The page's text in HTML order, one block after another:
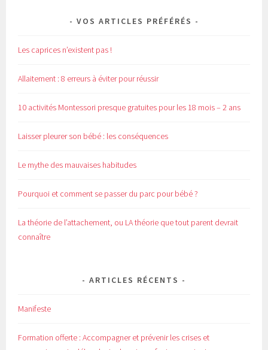
VOS ARTICLES PRÉFÉRÉS
Les caprices n’existent pas !
Allaitement : 8 erreurs à éviter pour réussir
10 activités Montessori presque gratuites pour les 18 mois – 2 ans
Laisser pleurer son bébé : les conséquences
Le mythe des mauvaises habitudes
Pourquoi et comment se passer du parc pour bébé ?
La théorie de l’attachement, ou LA théorie que tout parent devrait
connaître
ARTICLES RÉCENTS
Manifeste
Formation offerte : Accompagner et prévenir les crises et